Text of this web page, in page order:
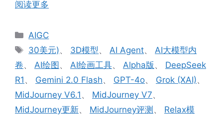
阅读更多
分
类
AIGC
标
签
30美元)、 3D模型、 AI Agent、 AI大模型内
卷、 AI绘图、 AI绘画工具、 Alpha版 、 DeepSeek
R1 、 Gemini 2.0 Flash、 GPT-4o、 Grok (XAI)、
MidJourney V6.1 、 MidJourney V7、
MidJourney更新、 MidJourney评测、 Relax模